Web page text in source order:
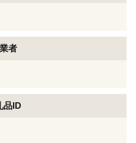
者
品ID